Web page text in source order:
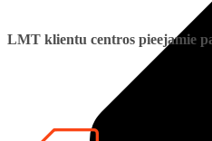
LMT klientu centros pieejamie